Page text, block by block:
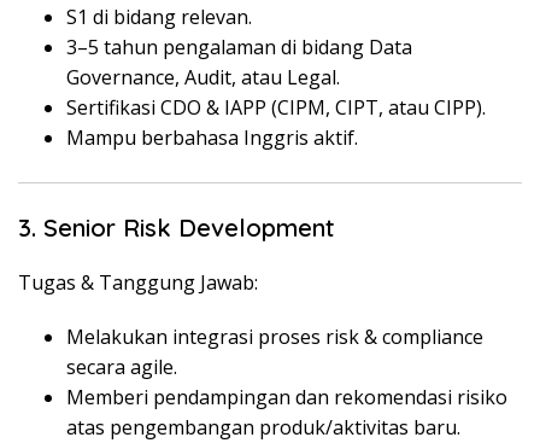
S1 di bidang relevan.
3–5 tahun pengalaman di bidang Data
Governance, Audit, atau Legal.
Sertifikasi CDO & IAPP (CIPM, CIPT, atau CIPP).
Mampu berbahasa Inggris aktif.
3. Senior Risk Development
Tugas & Tanggung Jawab:
Melakukan integrasi proses risk & compliance
secara agile.
Memberi pendampingan dan rekomendasi risiko
atas pengembangan produk/aktivitas baru.